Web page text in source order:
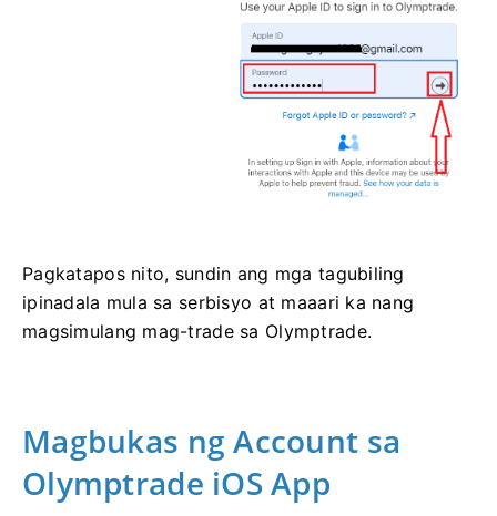
Pagkatapos nito, sundin ang mga tagubiling
ipinadala mula sa serbisyo at maaari ka nang
magsimulang mag-trade sa Olymptrade.
Magbukas ng Account sa
Olymptrade iOS App